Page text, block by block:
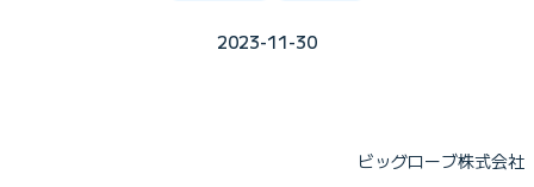
2023-11-30
ビッグローブ株式会社